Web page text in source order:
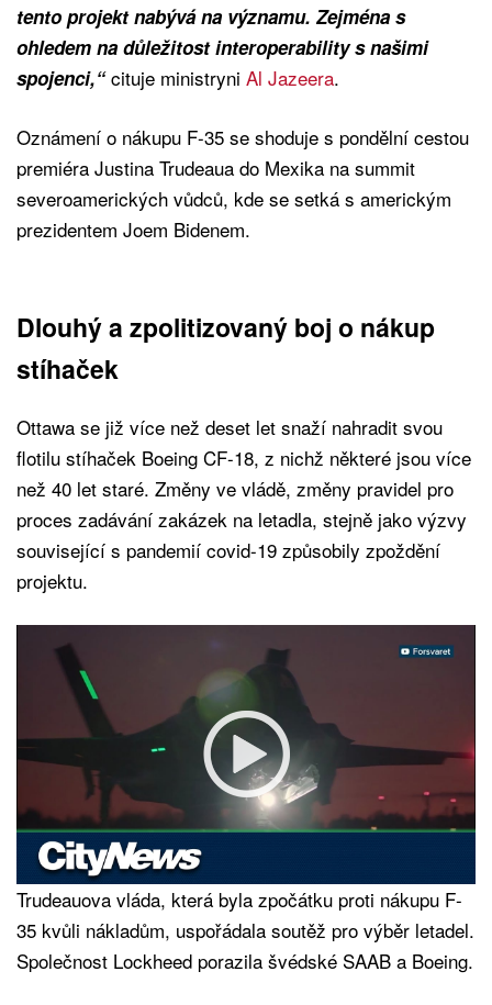
tento projekt nabývá na významu. Zejména s
ohledem na důležitost interoperability s našimi
spojenci,“cituje ministryni Al Jazeera.
Oznámení o nákupu F-35 se shoduje s pondělní cestou
premiéra Justina Trudeaua do Mexika na summit
severoamerických vůdců, kde se setká s americkým
prezidentem Joem Bidenem.
Dlouhý a zpolitizovaný boj o nákup
stíhaček
Ottawa se již více než deset let snaží nahradit svou
flotilu stíhaček Boeing CF-18, z nichž některé jsou více
než 40 let staré. Změny ve vládě, změny pravidel pro
proces zadávání zakázek na letadla, stejně jako výzvy
související s pandemií covid-19 způsobily zpoždění
projektu.
Trudeauova vláda, která byla zpočátku proti nákupu F-
35 kvůli nákladům, uspořádala soutěž pro výběr letadel.
Společnost Lockheed porazila švédské SAAB a Boeing.